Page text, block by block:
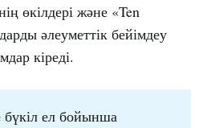
өкілдері және «Ten
әлеуметтік бейімдеу
кіреді.
ел бойынша